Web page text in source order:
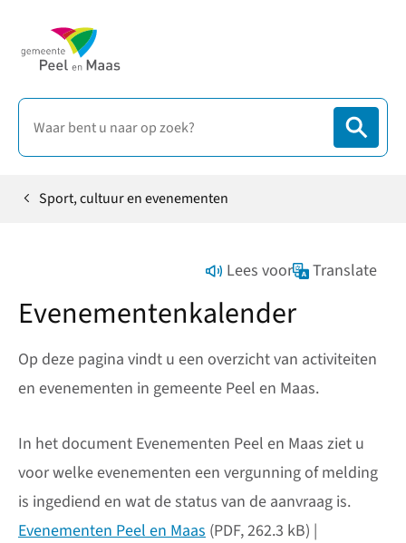
HomeSport, cultuur en evenementen
Lees voor Translate
Evenementenkalender
Op deze pagina vindt u een overzicht van activiteiten
en evenementen in gemeente Peel en Maas.
In het document Evenementen Peel en Maas ziet u
voor welke evenementen een vergunning of melding
is ingediend en wat de status van de aanvraag is.
Evenementen Peel en Maas (PDF, 262.3 kB) |